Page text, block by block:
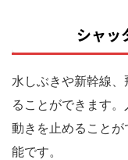
シャッ
水しぶきや新幹線
ることができます
動きを止めること
能です。